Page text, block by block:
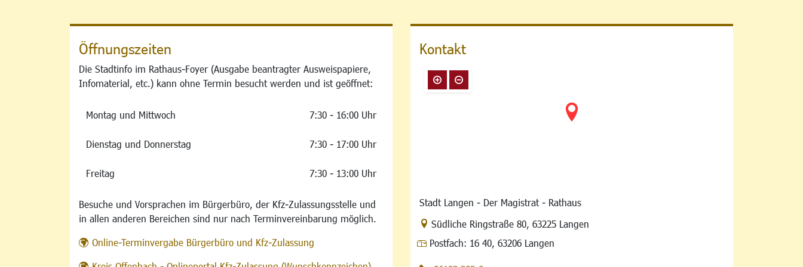
Öffnungszeiten
Die Stadtinfo im Rathaus-Foyer (Ausgabe beantragter Ausweispapiere,
Infomaterial, etc.) kann ohne Termin besucht werden und ist geöffnet:
Montag und Mittwoch 7:30 - 16:00 Uhr
Dienstag und Donnerstag 7:30 - 17:00 Uhr
Freitag 7:30 - 13:00 Uhr
Besuche und Vorsprachen im Bürgerbüro, der Kfz-Zulassungsstelle und
in allen anderen Bereichen sind nur nach Terminvereinbarung möglich.
Online-Terminvergabe Bürgerbüro und Kfz-Zulassung
Kontakt
Stadt Langen - Der Magistrat - Rathaus
Link zur Google-Maps Navigation
Südliche Ringstraße 80, 63225 Langen
Postfach: 16 40, 63206 Langen